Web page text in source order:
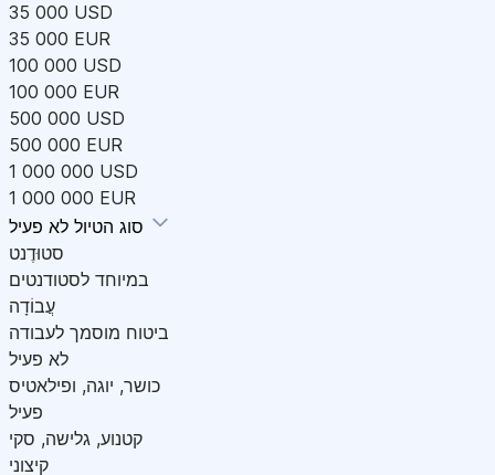
35 000 USD
35 000 EUR
100 000 USD
100 000 EUR
500 000 USD
500 000 EUR
1 000 000 USD
1 000 000 EUR
סוג הטיול
סטוּדֶנט
במיוחד לסטודנטים
עֲבוֹדָה
ביטוח מוסמך לעבודה
לא פעיל
כושר, יוגה, ופילאטיס
פעיל
קטנוע, גלישה, סקי
קיצוני